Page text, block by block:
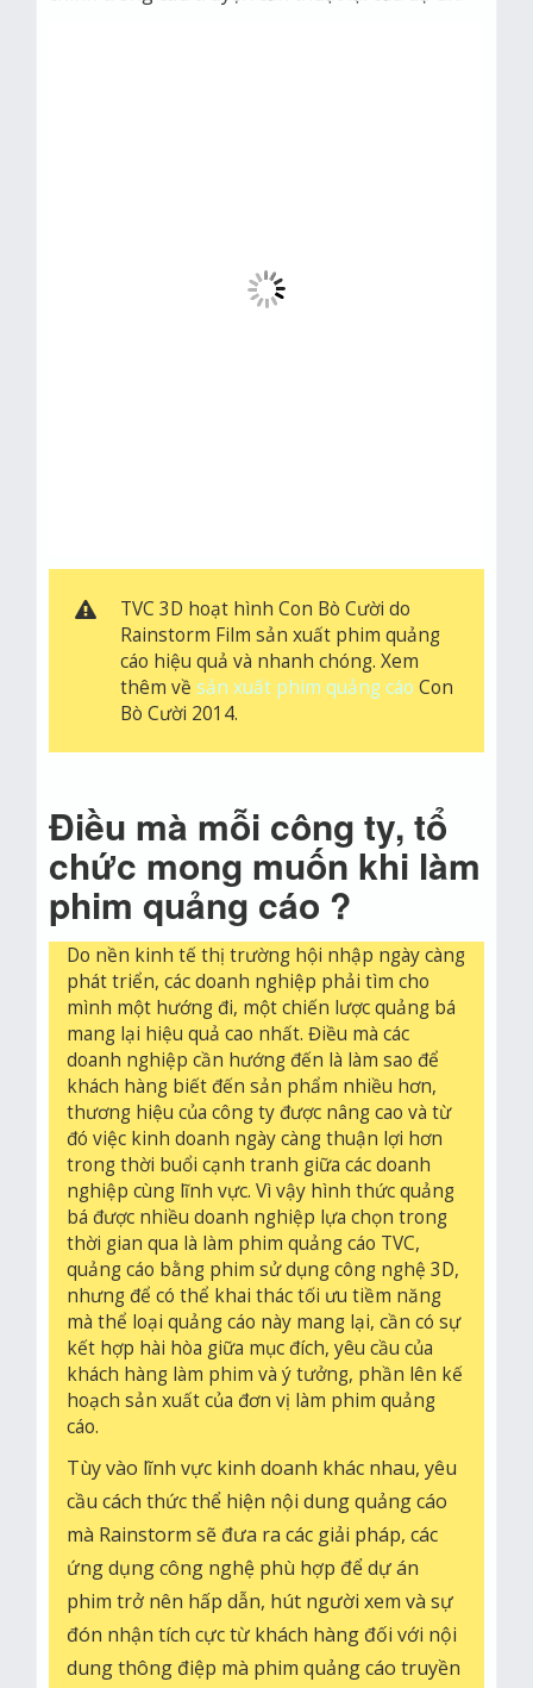
TVC 3D hoạt hình Con Bò Cười do
Rainstorm Film sản xuất phim quảng
cáo hiệu quả và nhanh chóng. Xem
thêm về sản xuất phim quảng cáo Con
Bò Cười 2014.
Điều mà mỗi công ty, tổ
chức mong muốn khi làm
phim quảng cáo ?
Do nền kinh tế thị trường hội nhập ngày càng
phát triển, các doanh nghiệp phải tìm cho
mình một hướng đi, một chiến lược quảng bá
mang lại hiệu quả cao nhất. Điều mà các
doanh nghiệp cần hướng đến là làm sao để
khách hàng biết đến sản phẩm nhiều hơn,
thương hiệu của công ty được nâng cao và từ
đó việc kinh doanh ngày càng thuận lợi hơn
trong thời buổi cạnh tranh giữa các doanh
nghiệp cùng lĩnh vực. Vì vậy hình thức quảng
bá được nhiều doanh nghiệp lựa chọn trong
thời gian qua là làm phim quảng cáo TVC,
quảng cáo bằng phim sử dụng công nghệ 3D,
nhưng để có thể khai thác tối ưu tiềm năng
mà thể loại quảng cáo này mang lại, cần có sự
kết hợp hài hòa giữa mục đích, yêu cầu của
khách hàng làm phim và ý tưởng, phần lên kế
hoạch sản xuất của đơn vị làm phim quảng
cáo.
Tùy vào lĩnh vực kinh doanh khác nhau, yêu
cầu cách thức thể hiện nội dung quảng cáo
mà Rainstorm sẽ đưa ra các giải pháp, các
ứng dụng công nghệ phù hợp để dự án
phim trở nên hấp dẫn, hút người xem và sự
đón nhận tích cực từ khách hàng đối với nội
dung thông điệp mà phim quảng cáo truyền